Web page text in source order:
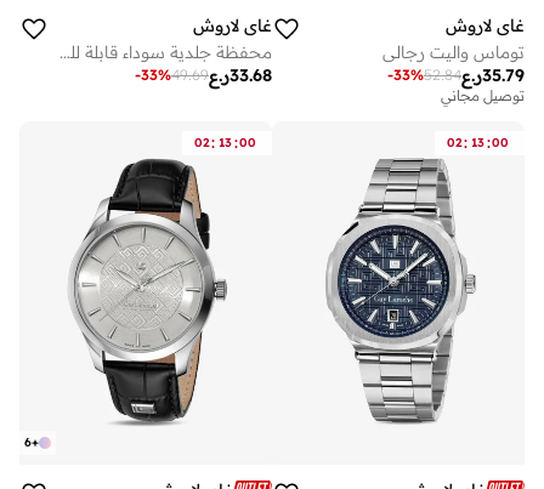
غاي لاروش
توماس واليت رجالي
ر.ع35.79
52.84
-33%
توصيل مجاني
غاي لاروش
محفظة جلدية سوداء قابلة للطي للرجال من غابرييل
ر.ع33.68
49.69
-33%
02: 13:00
02: 13:00
+
6